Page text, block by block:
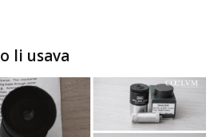
li usava